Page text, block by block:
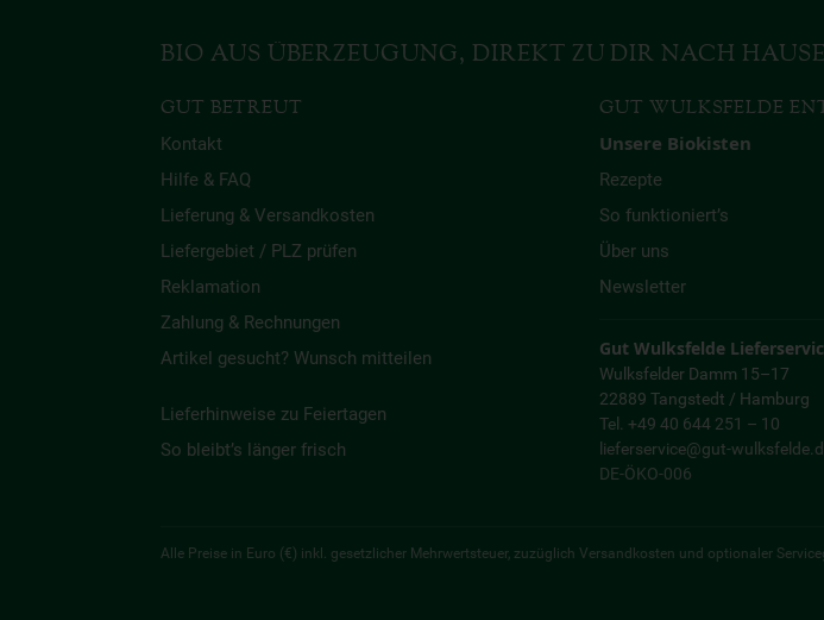
BIO AUS ÜBERZEUGUNG, DIREKT ZU DIR NACH HAUSE
GUT BETREUT
Kontakt
Hilfe & FAQ
Lieferung & Versandkosten
Liefergebiet / PLZ prüfen
Reklamation
Zahlung & Rechnungen
Artikel gesucht? Wunsch mitteilen
Lieferhinweise zu Feiertagen
So bleibt’s länger frisch
GUT WULKSFELDE
Unsere Biokisten
Rezepte
So funktioniert’s
Über uns
Newsletter
Gut Wulksfelde
Wulksfelder Damm 15–17
22889 Tangstedt / Hamburg
Tel. +49 40 644 251 – 10
lieferservice@gut-
DE-ÖKO-006
Alle Preise in Euro (€) inkl. gesetzlicher Mehrwertsteuer, zuzüglich Versandkosten und optionaler